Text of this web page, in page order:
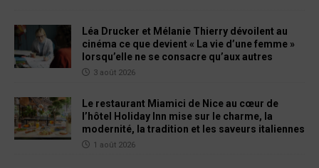
Léa Drucker et Mélanie Thierry dévoilent au
cinéma ce que devient « La vie d’une femme »
lorsqu’elle ne se consacre qu’aux autres
3 août 2026
Le restaurant Miamici de Nice au cœur de
l’hôtel Holiday Inn mise sur le charme, la
modernité, la tradition et les saveurs italiennes
1 août 2026